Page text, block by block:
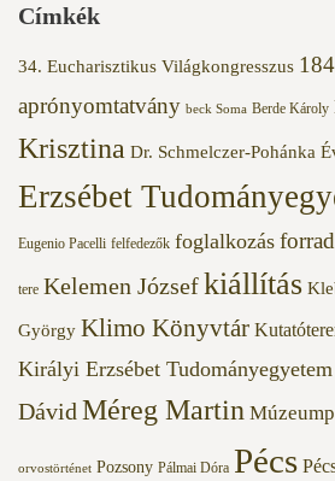
Címkék
34. Eucharisztikus Világkongresszus
aprónyomtatvány beck Soma Berde Károly
Krisztina Dr. Schmelczer-Pohánka
Erzsébet
Eugenio Pacelli felfedezők foglalkozás
tere Kelemen Józsefkiállítás
György Klimo Könyvtár
Királyi Erzsébet Tudományegyetem
Dávid Méreg Martin
orvostörténet Pozsony Pálmai Dóra Pécs